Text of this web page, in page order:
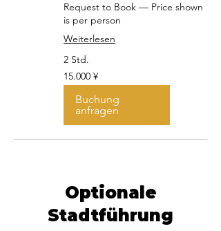
Request to Book — Price shown
is per person
Weiterlesen
2 Std.
15.000
Japanische
Yen
15.000 ¥
Buchung
anfragen
Optionale
Stadtführung